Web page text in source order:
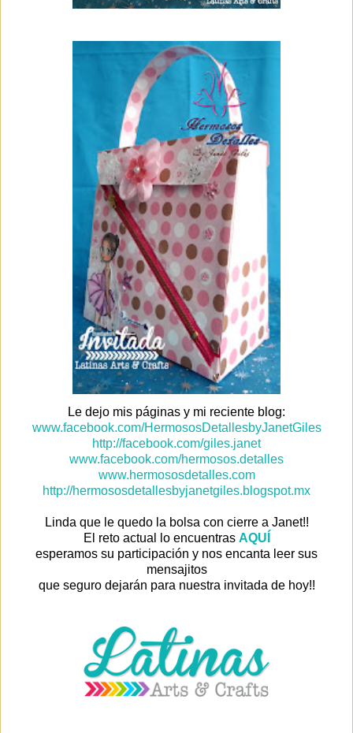
Le dejo mis páginas y mi reciente blog:
www.facebook.com/HermososDetallesbyJanetGiles
http://facebook.com/giles.janet
www.facebook.com/hermosos.detalles
www.hermososdetalles.com
http://hermososdetallesbyjanetgiles.blogspot.mx
Linda que le quedo la bolsa con cierre a Janet!!
El reto actual lo encuentras AQUÍ
esperamos su participación y nos encanta leer sus
mensajitos
que seguro dejarán para nuestra invitada de hoy!!